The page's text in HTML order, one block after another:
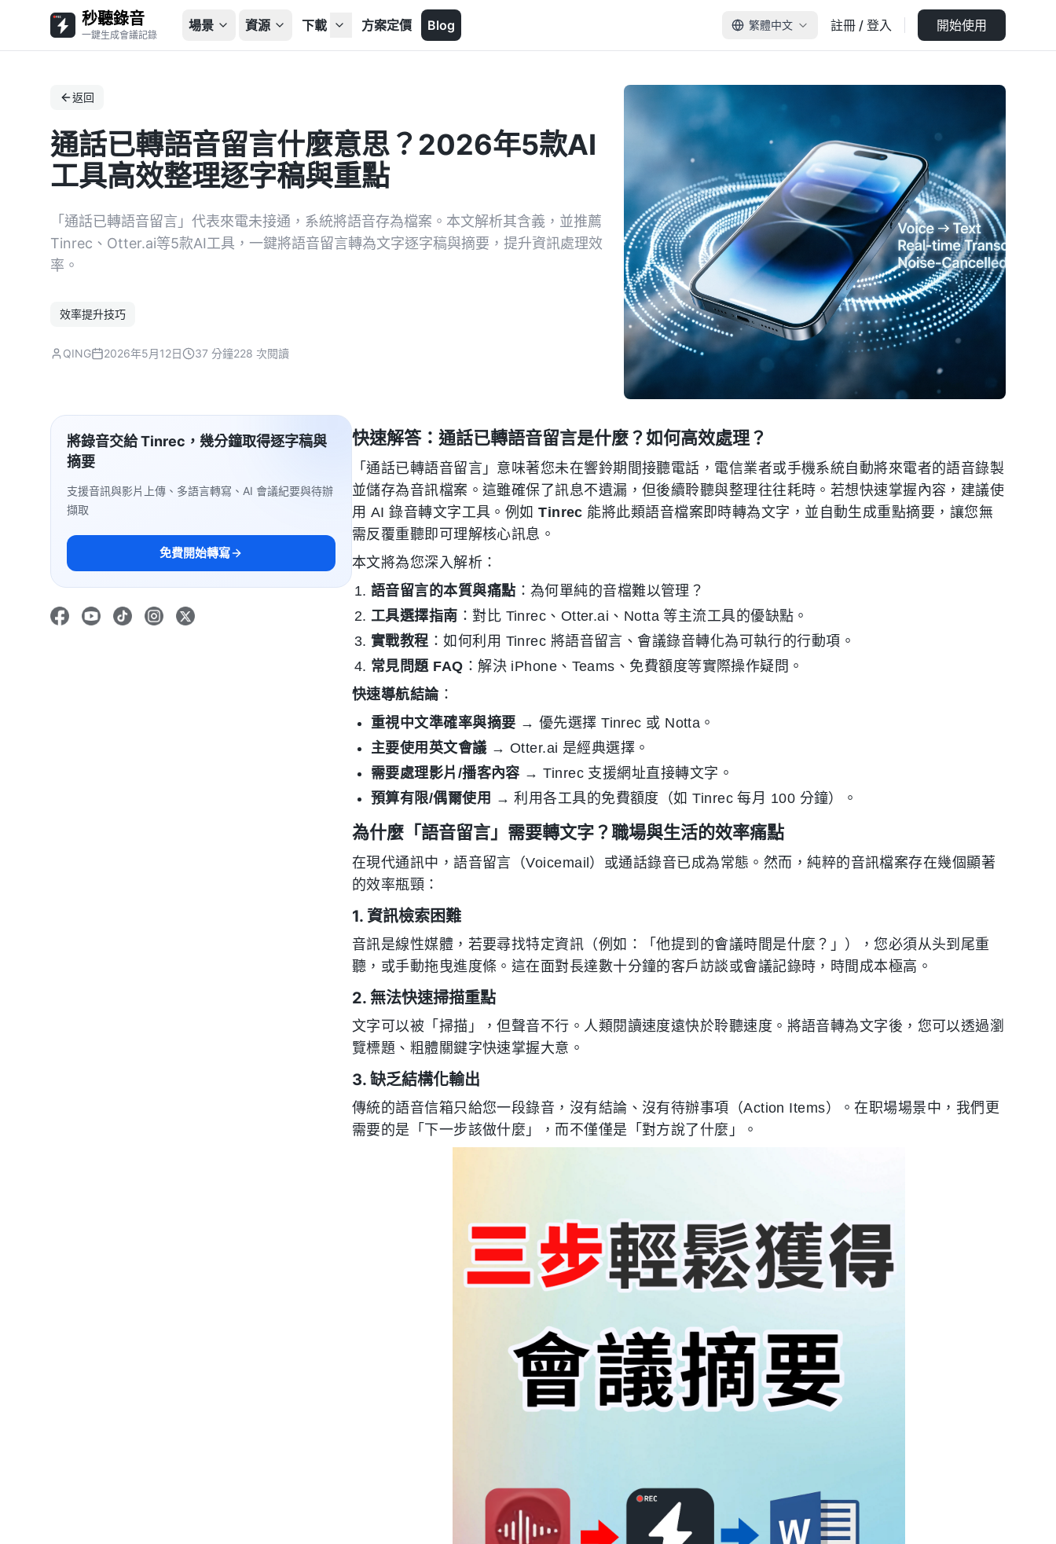
秒聽錄音
一鍵生成會議記錄
場景 資源 下載 方案定價 Blog 繁體中文 註冊 / 登入 開始使用
返回
通話已轉語音留言什麼意思？2026年5款AI
工具高效整理逐字稿與重點
「通話已轉語音留言」代表來電未接通，系統將語音存為檔案。本文解析其含義，並推薦
Tinrec、Otter.ai等5款AI工具，一鍵將語音留言轉為文字逐字稿與摘要，提升資訊處理效
率。
效率提升技巧
QING 2026年5月12日 37 分鐘228 次閱讀
將錄音交給 Tinrec，幾分鐘取得逐字稿與
摘要
支援音訊與影片上傳、多語言轉寫、AI 會議紀要與待辦
擷取
免費開始轉寫
快速解答：通話已轉語音留言是什麼？如何高效處理？
「通話已轉語音留言」意味著您未在響鈴期間接聽電話，電信業者或手機系統自動將來電者的語音錄製
並儲存為音訊檔案。這雖確保了訊息不遺漏，但後續聆聽與整理往往耗時。若想快速掌握內容，建議使
用 AI 錄音轉文字工具。例如Tinrec 能將此類語音檔案即時轉為文字，並自動生成重點摘要，讓您無
需反覆重聽即可理解核心訊息。
本文將為您深入解析：
語音留言的本質與痛點 ：為何單純的音檔難以管理？
工具選擇指南 ：對比 Tinrec、Otter.ai、Notta 等主流工具的優缺點。
實戰教程 ：如何利用 Tinrec 將語音留言、會議錄音轉化為可執行的行動項。
常見問題 FAQ ：解決 iPhone、Teams、免費額度等實際操作疑問。
快速導航結論：
重視中文準確率與摘要 → 優先選擇 Tinrec 或 Notta。
主要使用英文會議 → Otter.ai 是經典選擇。
需要處理影片/播客內容 → Tinrec 支援網址直接轉文字。
預算有限/偶爾使用 → 利用各工具的免費額度（如 Tinrec 每月 100 分鐘）。
為什麼「語音留言」需要轉文字？職場與生活的效率痛點
在現代通訊中，語音留言（Voicemail）或通話錄音已成為常態。然而，純粹的音訊檔案存在幾個顯著
的效率瓶頸：
1. 資訊檢索困難
音訊是線性媒體，若要尋找特定資訊（例如：「他提到的會議時間是什麼？」），您必須从头到尾重
聽，或手動拖曳進度條。這在面對長達數十分鐘的客戶訪談或會議記錄時，時間成本極高。
2. 無法快速掃描重點
文字可以被「掃描」，但聲音不行。人類閱讀速度遠快於聆聽速度。將語音轉為文字後，您可以透過瀏
覽標題、粗體關鍵字快速掌握大意。
3. 缺乏結構化輸出
傳統的語音信箱只給您一段錄音，沒有結論、沒有待辦事項（Action Items）。在职場場景中，我們更
需要的是「下一步該做什麼」，而不僅僅是「對方說了什麼」。